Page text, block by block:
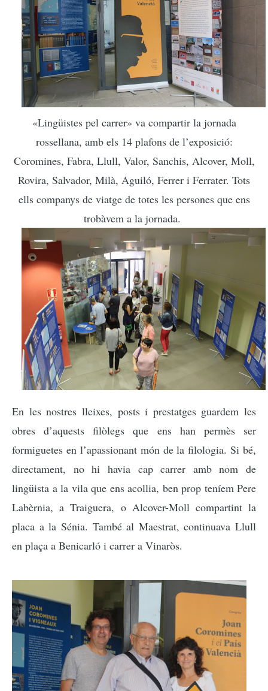
«Lingüistes pel carrer» va compartir la jornada
rossellana, amb els 14 plafons de l’exposició:
Coromines, Fabra, Llull, Valor, Sanchis, Alcover, Moll,
Rovira, Salvador, Milà, Aguiló, Ferrer i Ferrater. Tots
ells companys de viatge de totes les persones que ens
trobàvem a la jornada.
En les nostres lleixes, posts i prestatges guardem les
obres d’aquests filòlegs que ens han permès ser
formiguetes en l’apassionant món de la filologia. Si bé,
directament, no hi havia cap carrer amb nom de
lingüista a la vila que ens acollia, ben prop teníem Pere
Labèrnia, a Traiguera, o Alcover-Moll compartint la
placa a la Sénia. També al Maestrat, continuava Llull
en plaça a Benicarló i carrer a Vinaròs.